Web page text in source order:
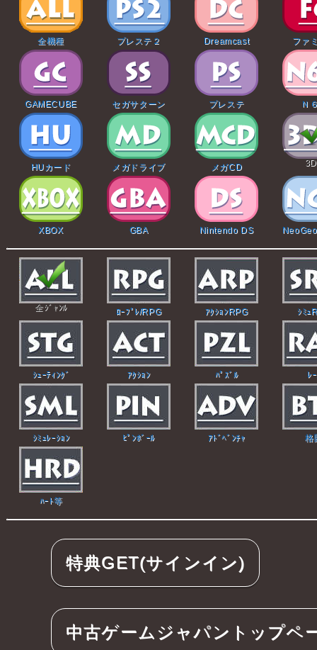
全機種 プレステ２ Dreamcast ファ
GAMECUBE セガサターン プレステ Ｎ
HUカード メガドライブ メガCD
XBOX GBA Nintendo DS
全ｼﾞｬﾝﾙ ﾛｰﾌﾟﾚ/RPG ｱｸｼｮﾝRPG ｼﾐｭ
ｼｭｰﾃｨﾝｸﾞ ｱｸｼｮﾝ ﾊﾟｽﾞﾙ ﾚ
ｼﾐｭﾚｰｼｮﾝ ﾋﾟﾝﾎﾞｰﾙ ｱﾄﾞﾍﾞﾝﾁｬ 格
ﾊｰﾄ等
特典GET(サインイン)
中古ゲームジャパントップペ